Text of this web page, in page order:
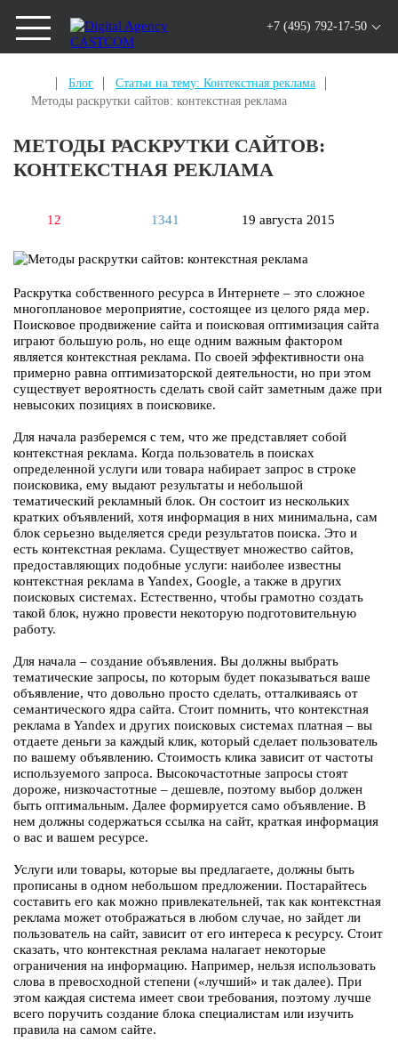
+7 (495) 792-17-50
Блог
Статьи на тему: Контекстная реклама
Методы раскрутки сайтов: контекстная реклама
МЕТОДЫ РАСКРУТКИ САЙТОВ:
КОНТЕКСТНАЯ РЕКЛАМА
12 1341 19 августа 2015
Раскрутка собственного ресурса в Интернете – это сложное
многоплановое мероприятие, состоящее из целого ряда мер.
Поисковое продвижение сайта и поисковая оптимизация сайта
играют большую роль, но еще одним важным фактором
является контекстная реклама. По своей эффективности она
примерно равна оптимизаторской деятельности, но при этом
существует вероятность сделать свой сайт заметным даже при
невысоких позициях в поисковике.
Для начала разберемся с тем, что же представляет собой
контекстная реклама. Когда пользователь в поисках
определенной услуги или товара набирает запрос в строке
поисковика, ему выдают результаты и небольшой
тематический рекламный блок. Он состоит из нескольких
кратких объявлений, хотя информация в них минимальна, сам
блок серьезно выделяется среди результатов поиска. Это и
есть контекстная реклама. Существует множество сайтов,
предоставляющих подобные услуги: наиболее известны
контекстная реклама в Yandex, Google, а также в других
поисковых системах. Естественно, чтобы грамотно создать
такой блок, нужно провести некоторую подготовительную
работу.
Для начала – создание объявления. Вы должны выбрать
тематические запросы, по которым будет показываться ваше
объявление, что довольно просто сделать, отталкиваясь от
семантического ядра сайта. Стоит помнить, что контекстная
реклама в Yandex и других поисковых системах платная – вы
отдаете деньги за каждый клик, который сделает пользователь
по вашему объявлению. Стоимость клика зависит от частоты
используемого запроса. Высокочастотные запросы стоят
дороже, низкочастотные – дешевле, поэтому выбор должен
быть оптимальным. Далее формируется само объявление. В
нем должны содержаться ссылка на сайт, краткая информация
о вас и вашем ресурсе.
Услуги или товары, которые вы предлагаете, должны быть
прописаны в одном небольшом предложении. Постарайтесь
составить его как можно привлекательней, так как контекстная
реклама может отображаться в любом случае, но зайдет ли
пользователь на сайт, зависит от его интереса к ресурсу. Стоит
сказать, что контекстная реклама налагает некоторые
ограничения на информацию. Например, нельзя использовать
слова в превосходной степени («лучший» и так далее). При
этом каждая система имеет свои требования, поэтому лучше
всего поручить создание блока специалистам или изучить
правила на самом сайте.